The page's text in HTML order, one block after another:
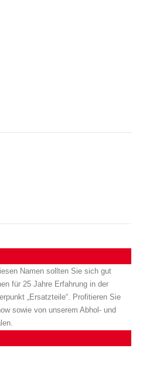
Namen sollten Sie sich gut
für 25 Jahre Erfahrung in der
„Ersatzteile“. Profitieren Sie
sowie von unserem Abhol- und